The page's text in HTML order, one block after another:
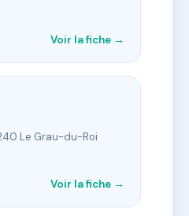
Voir la fiche →
Le Grau-du-Roi
Voir la fiche →